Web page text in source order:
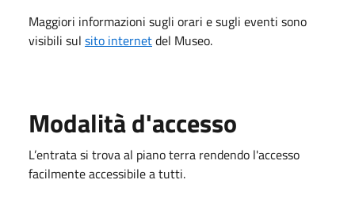
Maggiori informazioni sugli orari e sugli eventi sono
visibili sul sito internetdel Museo.
Modalità d'accesso
L’entrata si trova al piano terra rendendo l'accesso
facilmente accessibile a tutti.